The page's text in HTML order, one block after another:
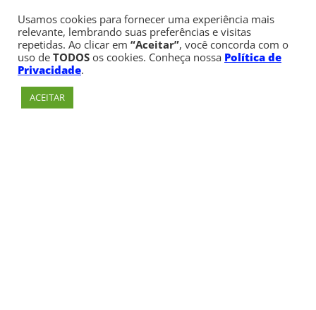
Usamos cookies para fornecer uma experiência mais
relevante, lembrando suas preferências e visitas
repetidas. Ao clicar em “Aceitar”, você concorda com o
uso de TODOS os cookies. Conheça nossa Política de
Privacidade.
ACEITAR